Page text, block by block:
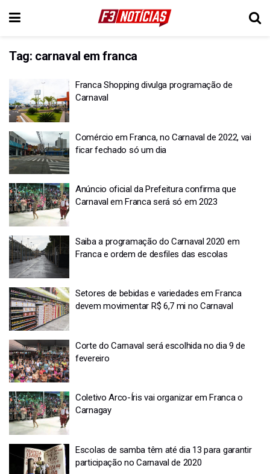
Tag: carnaval em franca
Franca Shopping divulga programação de
Carnaval
Comércio em Franca, no Carnaval de 2022, vai
ficar fechado só um dia
Anúncio oficial da Prefeitura confirma que
Carnaval em Franca será só em 2023
Saiba a programação do Carnaval 2020 em
Franca e ordem de desfiles das escolas
Setores de bebidas e variedades em Franca
devem movimentar R$ 6,7 mi no Carnaval
Corte do Carnaval será escolhida no dia 9 de
fevereiro
Coletivo Arco-Íris vai organizar em Franca o
Carnagay
Escolas de samba têm até dia 13 para garantir
participação no Carnaval de 2020